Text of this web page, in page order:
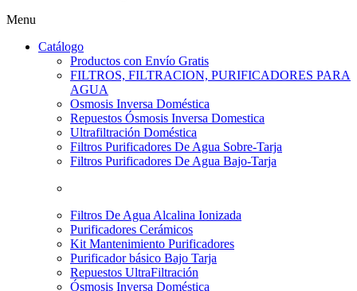
Menu
Catálogo
Productos con Envío Gratis
FILTROS, FILTRACION, PURIFICADORES PARA
AGUA
Osmosis Inversa Doméstica
Repuestos Ósmosis Inversa Domestica
Ultrafiltración Doméstica
Filtros Purificadores De Agua Sobre-Tarja
Filtros Purificadores De Agua Bajo-Tarja
Filtros De Agua Alcalina Ionizada
Purificadores Cerámicos
Kit Mantenimiento Purificadores
Purificador básico Bajo Tarja
Repuestos UltraFiltración
Ósmosis Inversa Doméstica